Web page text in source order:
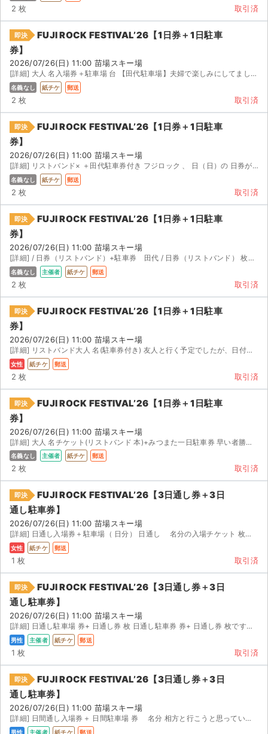
2 枚 取引済
即決
FUJI ROCK FESTIVAL’26【1日券＋1日駐車
券】
2026/07/26(日) 11:00 苗場スキー場
[詳細] 大人 名入場券＋駐車場 台 【田代駐車場】夫婦で楽しみにしてましたが、家庭の事情で外出できなく...
名義なし 紙チケ 郵送
2 枚 取引済
即決
FUJI ROCK FESTIVAL’26【1日券＋1日駐車
券】
2026/07/26(日) 11:00 苗場スキー場
[詳細] リストバンド× ＋田代駐車券付き フジロック 、 日（日）の 日券が 枚、すでにリストバン...
名義なし 紙チケ 郵送
2 枚 取引済
即決
FUJI ROCK FESTIVAL’26【1日券＋1日駐車
券】
2026/07/26(日) 11:00 苗場スキー場
[詳細] / 日券（リストバンド）+駐車券 田代 / 日券（リストバンド） 枚+駐車券 ...
名義なし 主催者 紙チケ 郵送
2 枚 取引済
即決
FUJI ROCK FESTIVAL’26【1日券＋1日駐車
券】
2026/07/26(日) 11:00 苗場スキー場
[詳細] リストバンド大人 名(駐車券付き) 友人と行く予定でしたが、日付を間違えて購入してしまいました...
女性 紙チケ 郵送
2 枚 取引済
即決
FUJI ROCK FESTIVAL’26【1日券＋1日駐車
券】
2026/07/26(日) 11:00 苗場スキー場
[詳細] 大人 名チケット(リストバンド 本)+みつまた一日駐車券 早い者勝ちです。 ご購入後に 横浜駅...
名義なし 主催者 紙チケ 郵送
2 枚 取引済
即決
FUJI ROCK FESTIVAL’26【3日通し券＋3日
通し駐車券】
2026/07/26(日) 11:00 苗場スキー場
[詳細] 日通し入場券＋駐車場（ 日分） 日通し 名分の入場チケット 枚＋駐車場券（ ） 仕...
女性 紙チケ 郵送
1 枚 取引済
即決
FUJI ROCK FESTIVAL’26【3日通し券＋3日
通し駐車券】
2026/07/26(日) 11:00 苗場スキー場
[詳細] 日通し駐車場 券+ 日通し券 枚 日通し駐車券 券+ 日通し券 枚です。 仕事で行けなくな...
男性 主催者 紙チケ 郵送
1 枚 取引済
即決
FUJI ROCK FESTIVAL’26【3日通し券＋3日
通し駐車券】
2026/07/26(日) 11:00 苗場スキー場
[詳細] 日間通し入場券＋ 日間駐車場 券 名分 相方と行こうと思っていましたが、急遽仕事で行けなく...
男性 主催者 紙チケ 郵送